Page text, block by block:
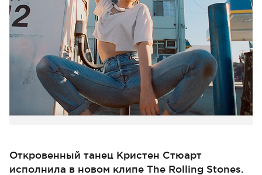
Откровенный танец Кристен Стюарт
исполнила в новом клипе The Rolling Stones.